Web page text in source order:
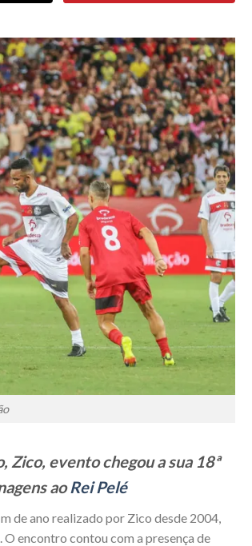
evento chegou a sua 18ª
aoRei Pelé
de ano realizado por Zico desde 2004,
encontro contou com a presença de